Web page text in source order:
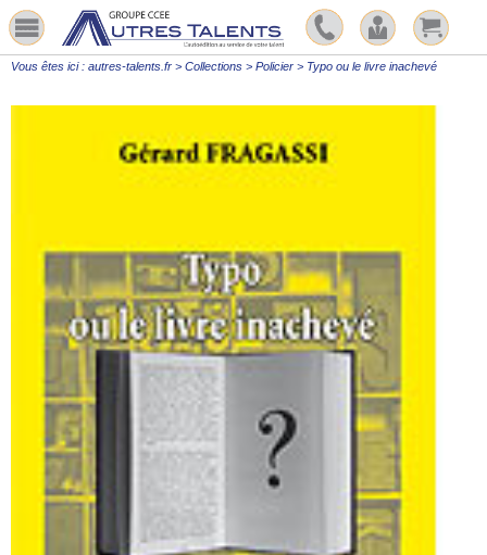
Vous êtes ici : autres-talents.fr > Collections > Policier > Typo ou le livre inachevé